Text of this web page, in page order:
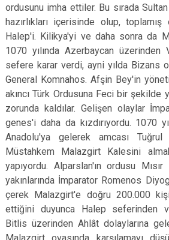
ordusunu imha ettiler. Bu sırada
hazırlıkları içerisinde olup,
Halep'i. Kilikya'yi ve daha sonra da
1070 yılında Azerbaycan üzerinden
sefere karar verdi, ayni yılda Bizans
General Komnahos. Afşin Bey'in
akıncı Türk Ordusuna Feci bir
zorunda kaldılar. Gelişen olaylar
genes'i daha da kızdırıyordu. 1070
Anadolu'ya gelerek amcası Tuğrul
Müstahkem Malazgirt Kalesini
yapıyordu. Alparslan'ın ordusu
yakınlarında İmparator Romenos
çerek Malazgirt'e doğru 200.000
ettiğini duyunca Halep seferinden
Bitlis üzerinden Ahlât dolayları­na